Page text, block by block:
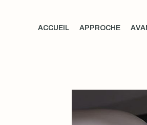
ACCUEIL APPROCHE